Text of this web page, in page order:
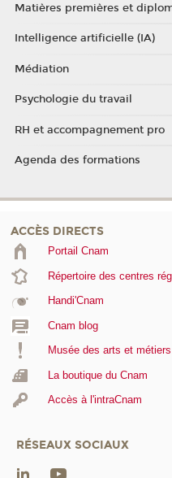
Matières premières et
Intelligence artificielle (IA)
Médiation
Psychologie du travail
RH et accompagnement pro
Agenda des formations
ACCÈS DIRECTS
Portail Cnam
Répertoire des centres
Handi'Cnam
Cnam blog
Musée des arts et métiers
La boutique du Cnam
Accès à l'intraCnam
RÉSEAUX SOCIAUX